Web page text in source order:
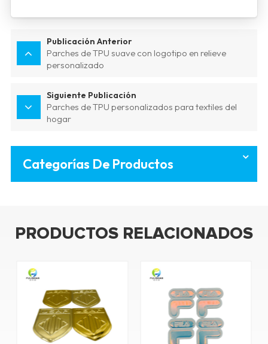
Publicación Anterior
Parches de TPU suave con logotipo en relieve
personalizado
Siguiente Publicación
Parches de TPU personalizados para textiles del
hogar
Categorías De Productos
PRODUCTOS RELACIONADOS